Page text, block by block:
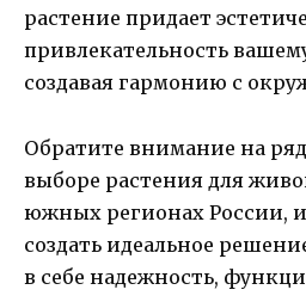
растение придает
привлекательность
создавая гармонию с
Обратите внимание на
выборе растения для
южных регионах России,
создать идеальное
в себе надежность,